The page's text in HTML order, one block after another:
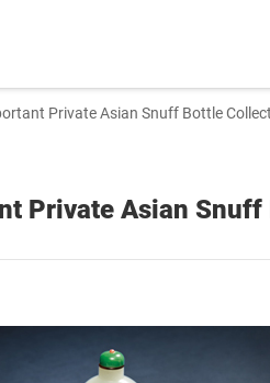
Private Asian Snuff Bottle
Private Asian